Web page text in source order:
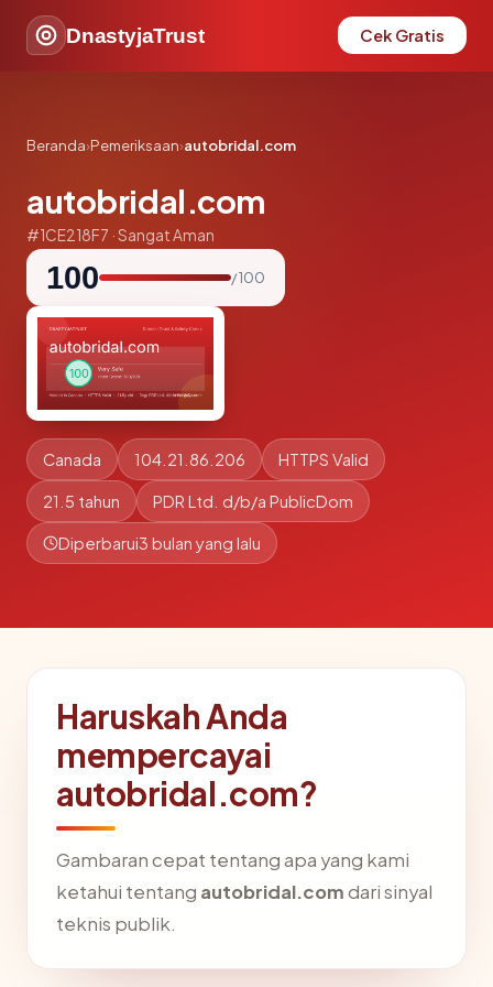
DnastyjaTrust Cek Gratis
Beranda›Pemeriksaan›autobridal.com
autobridal.com
#1CE218F7 · Sangat Aman
100 / 100
Canada 104.21.86.206 HTTPS Valid
21.5 tahun PDR Ltd. d/b/a PublicDom
Diperbarui3 bulan yang lalu
Haruskah Anda
mempercayai
autobridal.com?
Gambaran cepat tentang apa yang kami
ketahui tentang autobridal.comdari sinyal
teknis publik.